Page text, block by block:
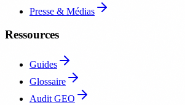
Presse & Médias
Ressources
Guides
Glossaire
Audit GEO